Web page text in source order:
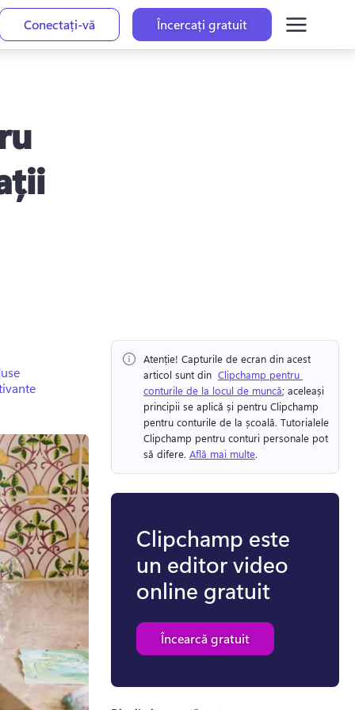
Conectați-vă Încercați gratuit
Atenție! Capturile de ecran din acest
articol sunt din ⁠ Clipchamp pentru
conturile de la locul de muncă; aceleași
principii se aplică și pentru Clipchamp
pentru conturile de la școală. Tutorialele
Clipchamp pentru conturi personale pot
să difere. Află mai multe.
Clipchamp este
un editor video
online gratuit
Încearcă gratuit